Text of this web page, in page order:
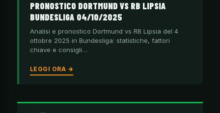
PRONOSTICO DORTMUND VS RB LIPSIA
BUNDESLIGA 04/10/2025
Analisi e pronostico Dortmund vs RB Lipsia del 4
ottobre 2025 in Bundesliga: statistiche, fattori
chiave e consigli…
LEGGI ORA →